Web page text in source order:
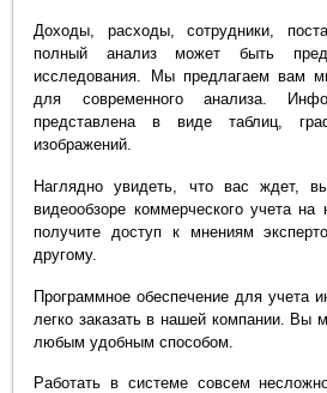
Доходы, расходы, сотрудники,
полный анализ может быть
исследования. Мы предлагаем вам
для современного анализа.
представлена в виде таблиц,
изображений.
Наглядно увидеть, что вас ждет,
видеообзоре коммерческого учета
получите доступ к мнениям
другому.
Программное обеспечение для учета
легко заказать в нашей компании. Вы
любым удобным способом.
Работать в системе совсем